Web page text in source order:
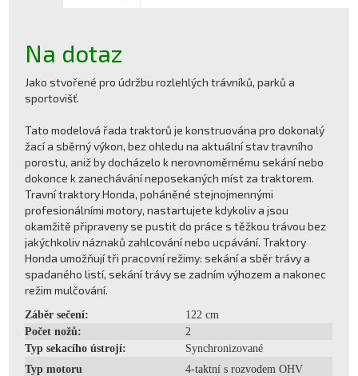
Na dotaz
Jako stvořené pro údržbu rozlehlých trávníků, parků a
sportovišť.
Tato modelová řada traktorů je konstruována pro dokonalý
žací a sběrný výkon, bez ohledu na aktuální stav travního
porostu, aniž by docházelo k nerovnoměrnému sekání nebo
dokonce k zanechávání neposekaných míst za traktorem.
Travní traktory Honda, poháněné stejnojmennými
profesionálními motory, nastartujete kdykoliv a jsou
okamžitě připraveny se pustit do práce s těžkou trávou bez
jakýchkoliv náznaků zahlcování nebo ucpávání. Traktory
Honda umožňují tři pracovní režimy: sekání a sběr trávy a
spadaného listí, sekání trávy se zadním výhozem a nakonec
režim mulčování.
Záběr sečení:
122 cm
Počet nožů:
2
Typ sekacího ústrojí:
Synchronizované
Typ motoru
4-taktní s rozvodem OHV